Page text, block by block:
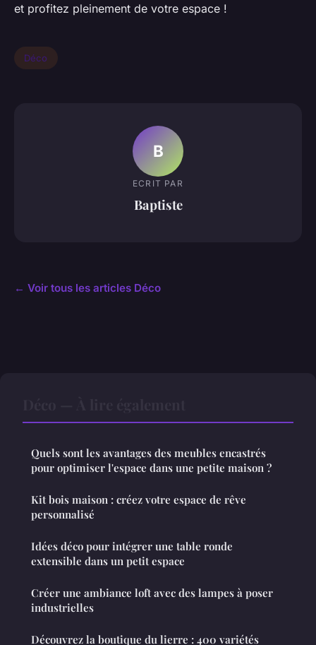
et profitez pleinement de votre espace !
Déco
B
ECRIT PAR
Baptiste
← Voir tous les articles Déco
Quels sont les avantages des meubles encastrés
pour optimiser l'espace dans une petite maison ?
Kit bois maison : créez votre espace de rêve
personnalisé
Idées déco pour intégrer une table ronde
extensible dans un petit espace
Créer une ambiance loft avec des lampes à poser
industrielles
Découvrez la boutique du lierre : 400 variétés